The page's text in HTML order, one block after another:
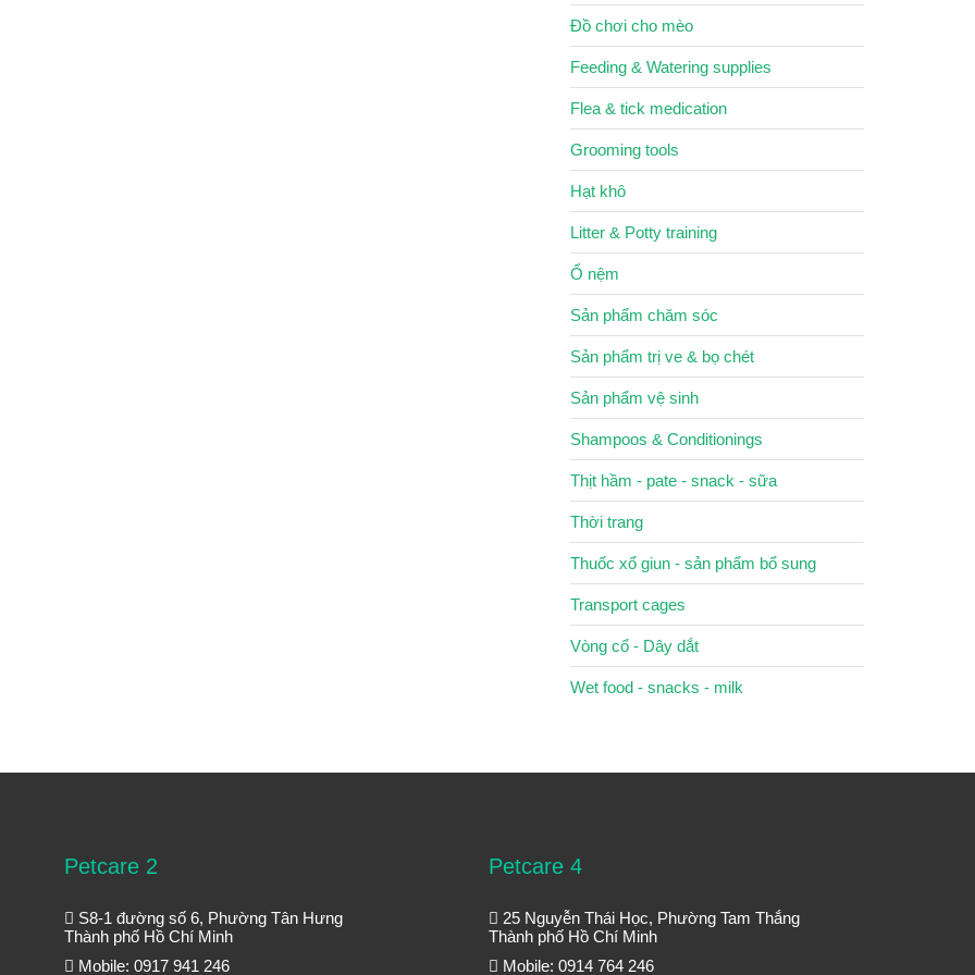
Đồ chơi cho mèo
Feeding & Watering supplies
Flea & tick medication
Grooming tools
Hạt khô
Litter & Potty training
Ổ nệm
Sản phẩm chăm sóc
Sản phẩm trị ve & bọ chét
Sản phẩm vệ sinh
Shampoos & Conditionings
Thịt hầm - pate - snack - sữa
Thời trang
Thuốc xổ giun - sản phẩm bổ sung
Transport cages
Vòng cổ - Dây dắt
Wet food - snacks - milk
Petcare 2
S8-1 đường số 6, Phường Tân Hưng
Thành phố Hồ Chí Minh
Mobile: 0917 941 246
Petcare 4
25 Nguyễn Thái Học, Phường Tam Thắng
Thành phố Hồ Chí Minh
Mobile: 0914 764 246